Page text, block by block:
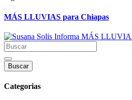
MÁS LLUVIAS para Chiapas
Buscar
Categorias